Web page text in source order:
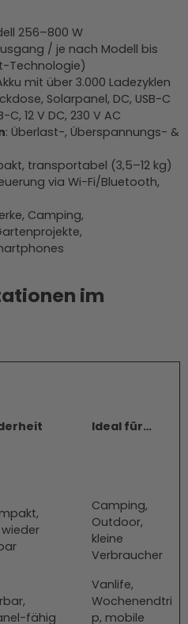
256–800 W
/ je nach Modell bis
Technologie)
mit über 3.000 Ladezyklen
Solarpanel, DC, USB-C
C, 12 V DC, 230 V AC
: Überlast-, Überspannungs- &
transportabel (3,5–12 kg)
via Wi-Fi/Bluetooth,
Camping,
im
Ideal für…
Camping,
Outdoor,
kleine
Verbraucher
fähig
Vanlife,
Wochenendtri
p, mobile